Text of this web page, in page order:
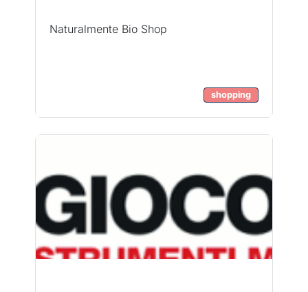
Naturalmente Bio Shop
shopping